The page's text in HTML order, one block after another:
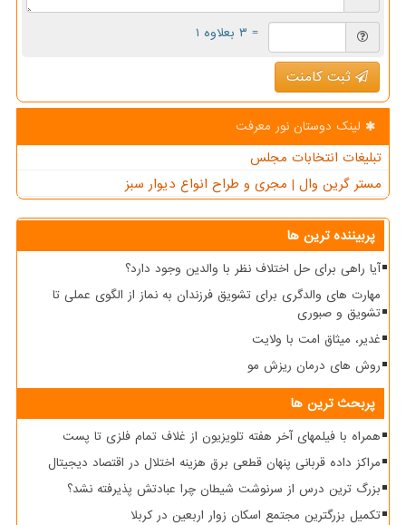
= ۳ بعلاوه ۱
ثبت کامنت
لینک دوستان نور معرفت
تبلیغات انتخابات مجلس
مستر گرین وال | مجری و طراح انواع دیوار سبز
پربیننده ترین ها
آیا راهی برای حل اختلاف نظر با والدین وجود دارد؟
مهارت های والدگری برای تشویق فرزندان به نماز از الگوی عملی تا
تشویق و صبوری
غدیر، میثاق امت با ولایت
روش های درمان ریزش مو
پربحث ترین ها
همراه با فیلمهای آخر هفته تلویزیون از غلاف تمام فلزی تا پست
مراکز داده قربانی پنهان قطعی برق هزینه اختلال در اقتصاد دیجیتال
بزرگ ترین درس از سرنوشت شیطان چرا عبادتش پذیرفته نشد؟
تکمیل بزرگترین مجتمع اسکان زوار اربعین در کربلا